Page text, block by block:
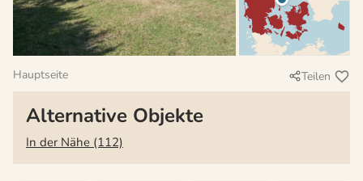
Hauptseite Teilen
Alternative Objekte
In der Nähe (112)